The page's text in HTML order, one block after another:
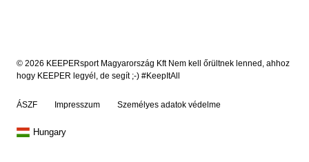
© 2026 KEEPERsport Magyarország Kft Nem kell őrültnek lenned, ahhoz
hogy KEEPER legyél, de segít ;-) #KeepItAll
ÁSZF Impresszum Személyes adatok védelme
Hungary